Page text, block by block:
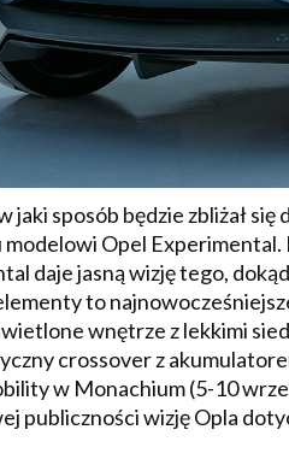
jaki sposób będzie zbliżał
modelowi Opel
daje jasną wizję tego,
to
wnętrze z lekkimi
crossover z
w Monachium (5-10
publiczności wizję Opla